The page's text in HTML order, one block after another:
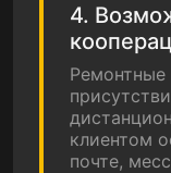
4.
клиентом
почте,